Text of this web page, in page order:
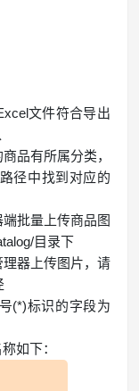
文件符合导出
品有所属分类，
径中找到对应的
批量上传商品图
目录下
器上传图片，请
(*)标识的字段为
如下：